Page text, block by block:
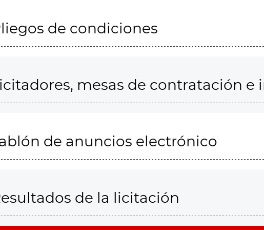
de condiciones
mesas de contratación e
de anuncios electrónico
de la licitación